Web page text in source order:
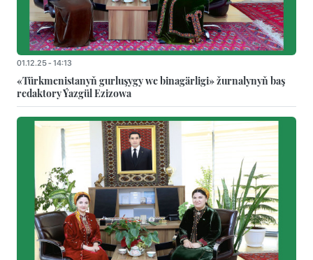
01.12.25 - 14:13
«Türkmenistanyň gurluşygy we binagärligi» žurnalynyň baş
redaktory Ýazgül Ezizowa